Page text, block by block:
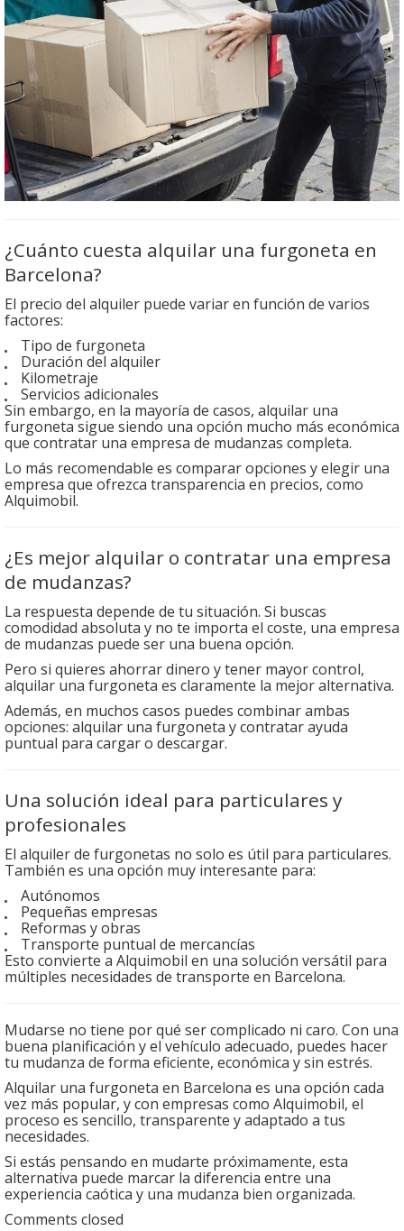
¿Cuánto cuesta alquilar una furgoneta en
Barcelona?
El precio del alquiler puede variar en función de varios
factores:
Tipo de furgoneta
Duración del alquiler
Kilometraje
Servicios adicionales
Sin embargo, en la mayoría de casos, alquilar una
furgoneta sigue siendo una opción mucho más económica
que contratar una empresa de mudanzas completa.
Lo más recomendable es comparar opciones y elegir una
empresa que ofrezca transparencia en precios, como
Alquimobil.
¿Es mejor alquilar o contratar una empresa
de mudanzas?
La respuesta depende de tu situación. Si buscas
comodidad absoluta y no te importa el coste, una empresa
de mudanzas puede ser una buena opción.
Pero si quieres ahorrar dinero y tener mayor control,
alquilar una furgoneta es claramente la mejor alternativa.
Además, en muchos casos puedes combinar ambas
opciones: alquilar una furgoneta y contratar ayuda
puntual para cargar o descargar.
Una solución ideal para particulares y
profesionales
El alquiler de furgonetas no solo es útil para particulares.
También es una opción muy interesante para:
Autónomos
Pequeñas empresas
Reformas y obras
Transporte puntual de mercancías
Esto convierte a Alquimobil en una solución versátil para
múltiples necesidades de transporte en Barcelona.
Mudarse no tiene por qué ser complicado ni caro. Con una
buena planificación y el vehículo adecuado, puedes hacer
tu mudanza de forma eficiente, económica y sin estrés.
Alquilar una furgoneta en Barcelona es una opción cada
vez más popular, y con empresas como Alquimobil, el
proceso es sencillo, transparente y adaptado a tus
necesidades.
Si estás pensando en mudarte próximamente, esta
alternativa puede marcar la diferencia entre una
experiencia caótica y una mudanza bien organizada.
Comments closed